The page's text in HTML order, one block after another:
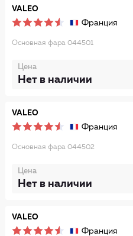
VALEO
Франция
Основная фара 044501
Цена
Нет в наличии
VALEO
Франция
Основная фара 044502
Цена
Нет в наличии
VALEO
Франция